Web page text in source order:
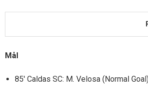
Mål
85′ Caldas SC: M. Velosa (Normal